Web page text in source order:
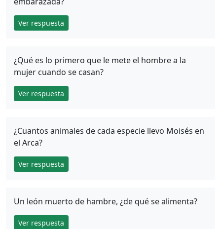
Ver respuesta
¿Qué es lo primero que le mete el hombre a la
mujer cuando se casan?
Ver respuesta
¿Cuantos animales de cada especie llevo Moisés en
el Arca?
Ver respuesta
Un león muerto de hambre, ¿de qué se alimenta?
Ver respuesta